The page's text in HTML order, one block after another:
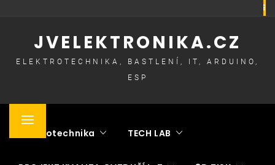
JVELEKTRONIKA.CZ
ELEKTROTECHNIKA, BASTLENÍ, IT, ARDUINO,
ESP
Primary
Elektrotechnika TECH LAB